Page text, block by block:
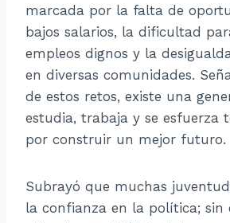
marcada por la falta de
bajos salarios, la dificultad
empleos dignos y la
en diversas comunidades.
de estos retos, existe una
estudia, trabaja y se esfuerza
por construir un mejor futuro.
Subrayó que muchas
la confianza en la política; sin